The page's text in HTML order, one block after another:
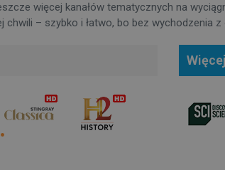
więcej kanałów tematycznych na
chwili – szybko i łatwo, bo bez wychodzenia